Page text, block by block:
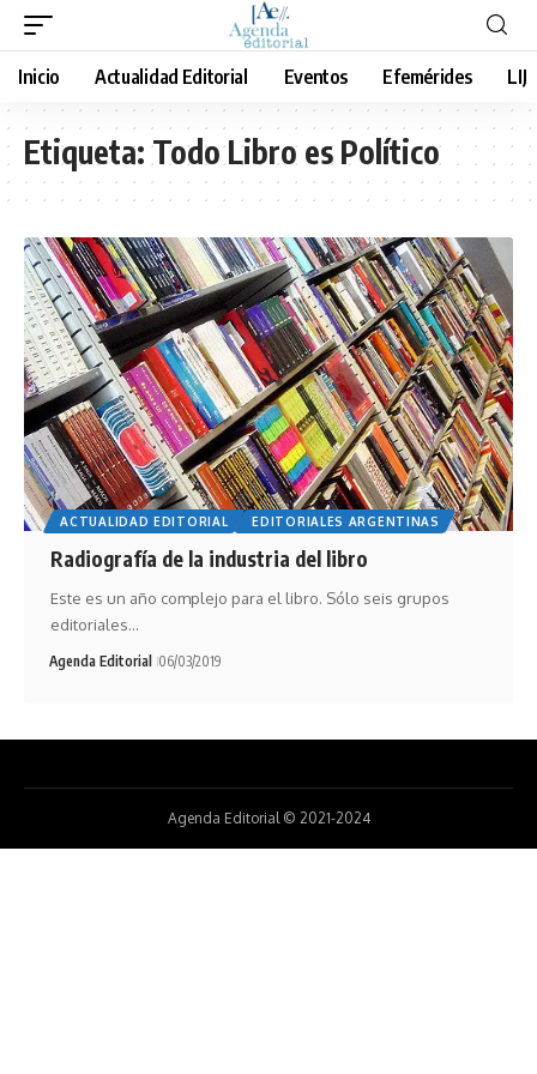
Inicio Actualidad Editorial Eventos Efemérides LIJ
Etiqueta:Todo Libro es Político
ACTUALIDAD EDITORIAL EDITORIALES ARGENTINAS
Radiografía de la industria del libro
Este es un año complejo para el libro. Sólo seis grupos
editoriales…
Agenda Editorial 06/03/2019
Agenda Editorial © 2021-2024